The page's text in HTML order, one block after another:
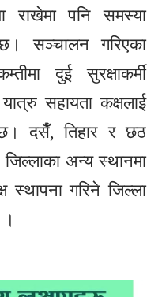
राखेमा पनि समस्या
सञ्चालन गरिएका
दुई सुरक्षाकर्मी
सहायता कक्षलाई
छ। दसैँ, तिहार र छठ
जिल्लाका अन्य स्थानमा
स्थापना गरिने जिल्ला